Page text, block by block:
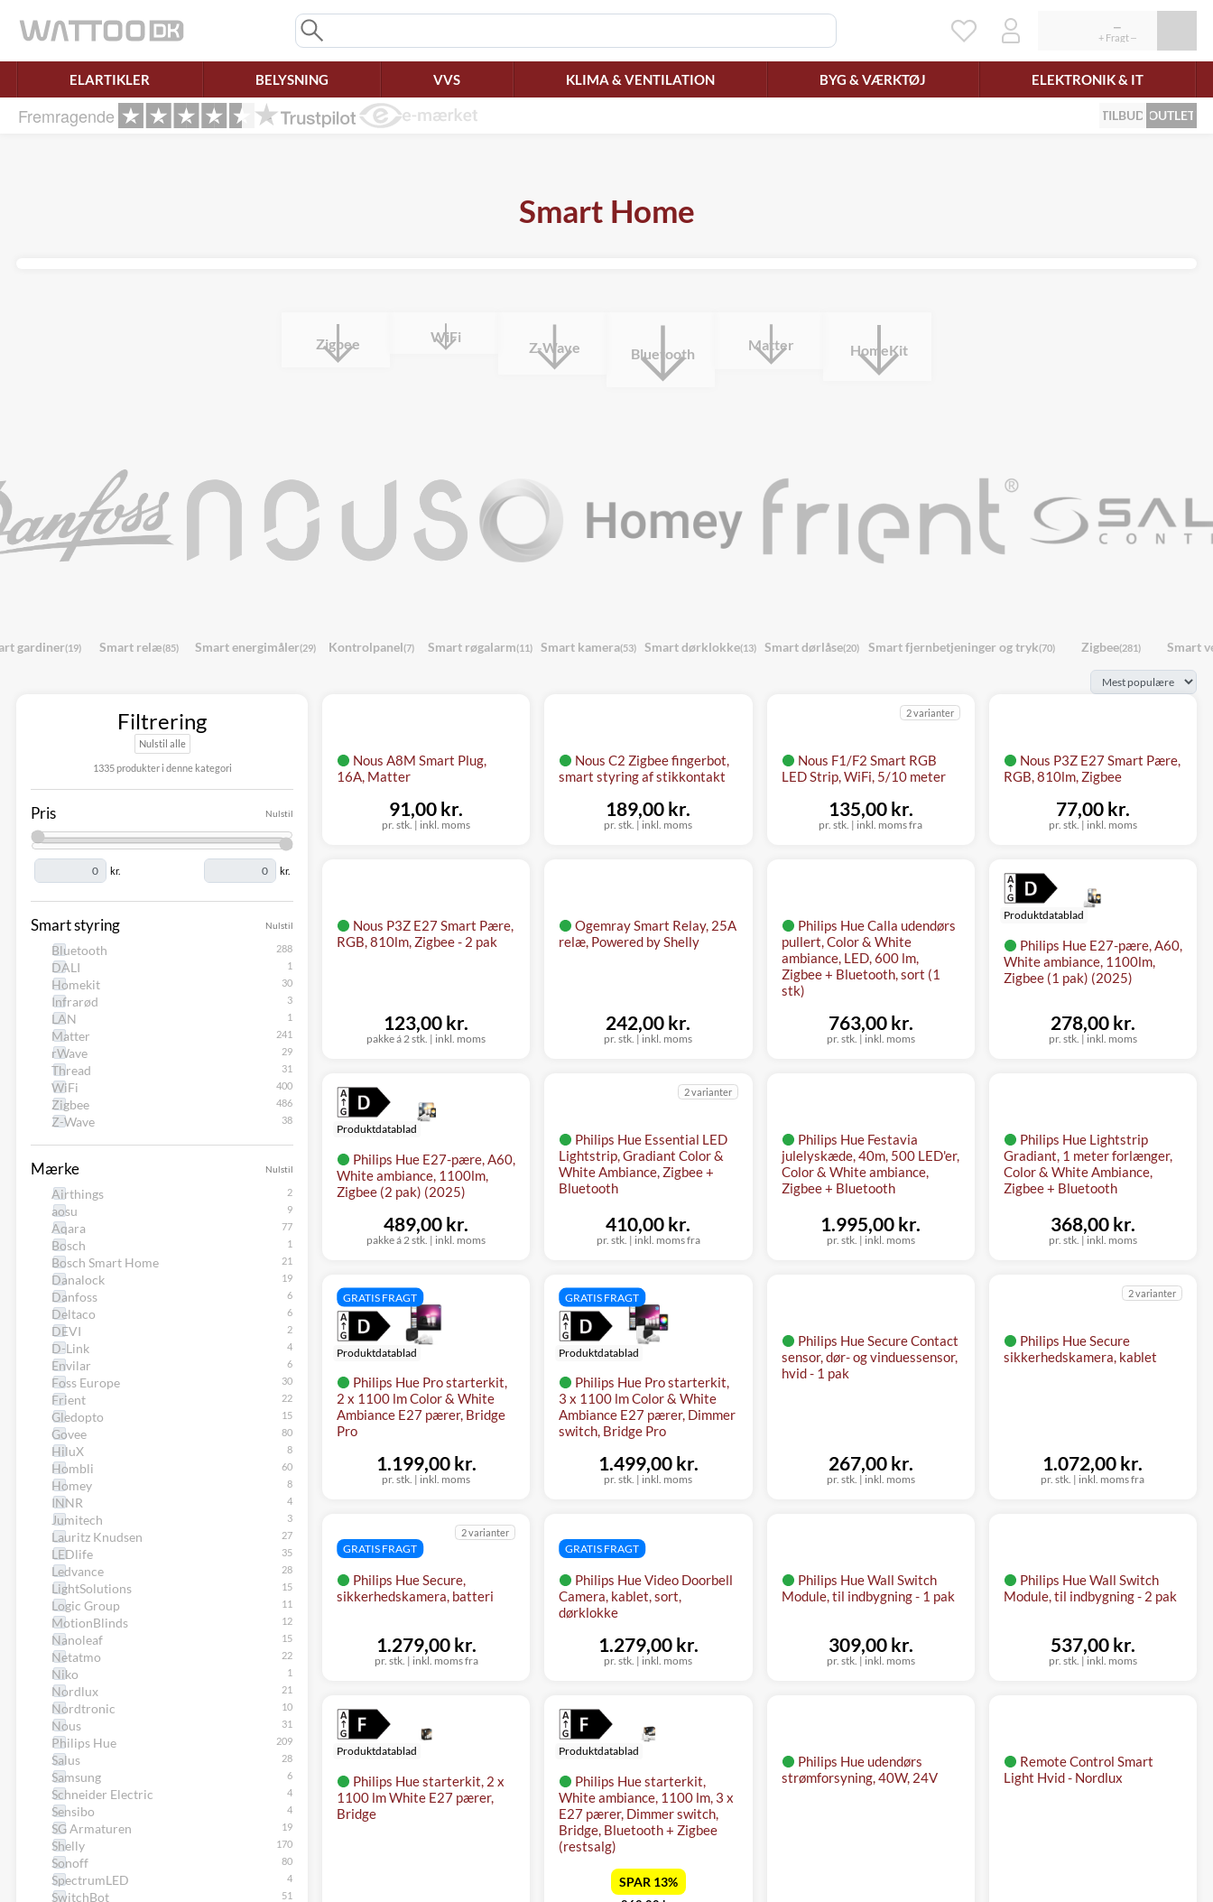
ELARTIKLER BELYSNING VVS KLIMA & VENTILATION BYG & VÆRKTØJ ELEKTRONIK & IT
Fremragende TILBUD OUTLET
Smart Home
Zigbee WiFi
Z-Wave Bluetooth
Matter HomeKit
gardiner(19) Smart relæ(85) Smart energimåler(29) Kontrolpanel(7) Smart røgalarm(11) Smart kamera(53) Smart dørklokke(13) Smart dørlåse(20) Smart fjernbetjeninger og tryk(70) Zigbee(281) Smart
Filtrering
Nulstil alle
1335 produkter i denne kategori
Nulstil
Pris
kr. kr.
Nulstil
Smart styring
Bluetooth
DALI
Homekit
Infrarød
LAN
Matter
rWave
Thread
WiFi
Zigbee
Z-Wave
Nulstil
Mærke
Airthings
aosu
Aqara
Bosch
Bosch Smart Home
Danalock
Danfoss
Deltaco
DEVI
D-Link
Envilar
Foss Europe
Frient
Gledopto
Govee
HiluX
Hombli
Homey
INNR
Jumitech
Lauritz Knudsen
LEDlife
Ledvance
LightSolutions
Logic Group
MotionBlinds
Nanoleaf
Netatmo
Niko
Nordlux
Nordtronic
Nous
Philips Hue
Salus
Samsung
Schneider Electric
Sensibo
SG Armaturen
Shelly
Sonoff
SpectrumLED
SwitchBot
Nous A8M Smart Plug,
16A, Matter
pr. stk. | inkl. moms
91,00 kr.
Nous C2 Zigbee fingerbot,
smart styring af stikkontakt
pr. stk. | inkl. moms
189,00 kr.
Nous F1/F2 Smart RGB
LED Strip, WiFi, 5/10 meter
2 varianter
pr. stk. | inkl. moms fra
135,00 kr.
Nous P3Z E27 Smart Pære,
RGB, 810lm, Zigbee
pr. stk. | inkl. moms
77,00 kr.
Nous P3Z E27 Smart Pære,
RGB, 810lm, Zigbee - 2 pak
pakke á 2 stk. | inkl. moms
123,00 kr.
Ogemray Smart Relay, 25A
relæ, Powered by Shelly
pr. stk. | inkl. moms
242,00 kr.
Philips Hue Calla udendørs
pullert, Color & White
ambiance, LED, 600 lm,
Zigbee + Bluetooth, sort (1
stk)
pr. stk. | inkl. moms
763,00 kr.
Philips Hue E27-pære, A60,
White ambiance, 1100lm,
Zigbee (1 pak) (2025)
Produktdatablad
pr. stk. | inkl. moms
278,00 kr.
Philips Hue E27-pære, A60,
White ambiance, 1100lm,
Zigbee (2 pak) (2025)
Produktdatablad
pakke á 2 stk. | inkl. moms
489,00 kr.
Philips Hue Essential LED
Lightstrip, Gradiant Color &
White Ambiance, Zigbee +
Bluetooth
2 varianter
pr. stk. | inkl. moms fra
410,00 kr.
Philips Hue Festavia
julelyskæde, 40m, 500 LED'er,
Color & White ambiance,
Zigbee + Bluetooth
pr. stk. | inkl. moms
1.995,00 kr.
Philips Hue Lightstrip
Gradiant, 1 meter forlænger,
Color & White Ambiance,
Zigbee + Bluetooth
pr. stk. | inkl. moms
368,00 kr.
Philips Hue Pro starterkit,
2 x 1100 lm Color & White
Ambiance E27 pærer, Bridge
Pro
Produktdatablad
GRATIS FRAGT
pr. stk. | inkl. moms
1.199,00 kr.
Philips Hue Pro starterkit,
3 x 1100 lm Color & White
Ambiance E27 pærer, Dimmer
switch, Bridge Pro
Produktdatablad
GRATIS FRAGT
pr. stk. | inkl. moms
1.499,00 kr.
Philips Hue Secure Contact
sensor, dør- og vinduessensor,
hvid - 1 pak
pr. stk. | inkl. moms
267,00 kr.
Philips Hue Secure
sikkerhedskamera, kablet
2 varianter
pr. stk. | inkl. moms fra
1.072,00 kr.
Philips Hue Secure,
sikkerhedskamera, batteri
2 varianter
GRATIS FRAGT
pr. stk. | inkl. moms fra
1.279,00 kr.
Philips Hue Video Doorbell
Camera, kablet, sort,
dørklokke
GRATIS FRAGT
pr. stk. | inkl. moms
1.279,00 kr.
Philips Hue Wall Switch
Module, til indbygning - 1 pak
pr. stk. | inkl. moms
309,00 kr.
Philips Hue Wall Switch
Module, til indbygning - 2 pak
pr. stk. | inkl. moms
537,00 kr.
Philips Hue starterkit, 2 x
1100 lm White E27 pærer,
Bridge
Produktdatablad
Philips Hue starterkit,
White ambiance, 1100 lm, 3 x
E27 pærer, Dimmer switch,
Bridge, Bluetooth + Zigbee
(restsalg)
Produktdatablad
SPAR 13%
Philips Hue udendørs
strømforsyning, 40W, 24V
Remote Control Smart
Light Hvid - Nordlux
Ret samtykke!